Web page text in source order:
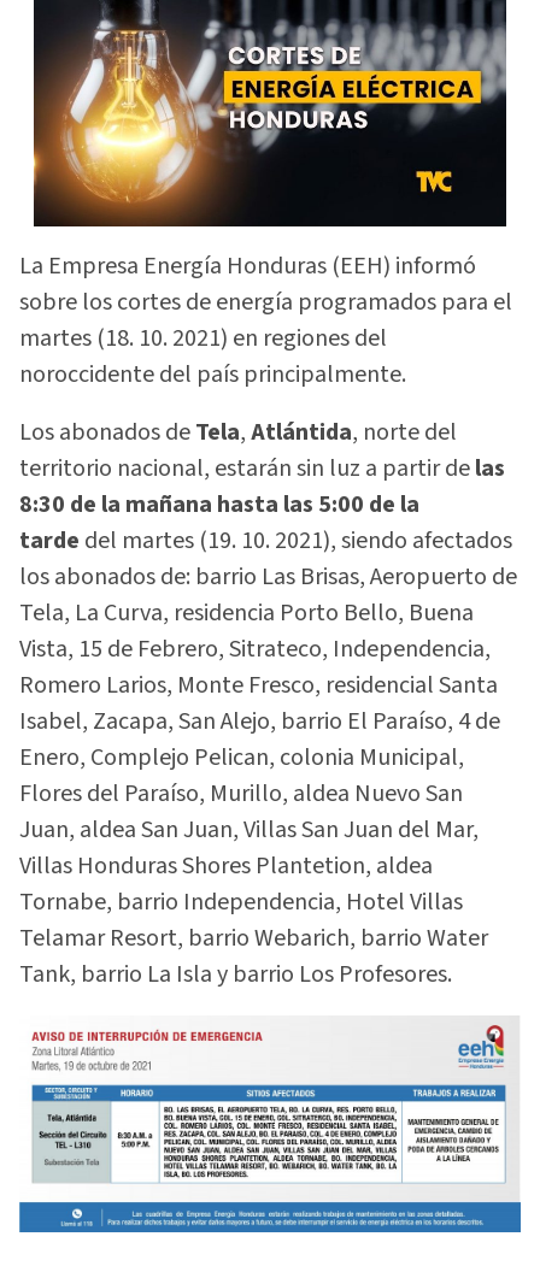
La Empresa Energía Honduras (EEH) informó
sobre los cortes de energía programados para el
martes (18. 10. 2021) en regiones del
noroccidente del país principalmente.
Los abonados deTela,Atlántida, norte del
territorio nacional, estarán sin luz a partir delas
8:30 de la mañana hasta las 5:00 de la
tarde del martes (19. 10. 2021), siendo afectados
los abonados de: barrio Las Brisas, Aeropuerto de
Tela, La Curva, residencia Porto Bello, Buena
Vista, 15 de Febrero, Sitrateco, Independencia,
Romero Larios, Monte Fresco, residencial Santa
Isabel, Zacapa, San Alejo, barrio El Paraíso, 4 de
Enero, Complejo Pelican, colonia Municipal,
Flores del Paraíso, Murillo, aldea Nuevo San
Juan, aldea San Juan, Villas San Juan del Mar,
Villas Honduras Shores Plantetion, aldea
Tornabe, barrio Independencia, Hotel Villas
Telamar Resort, barrio Webarich, barrio Water
Tank, barrio La Isla y barrio Los Profesores.